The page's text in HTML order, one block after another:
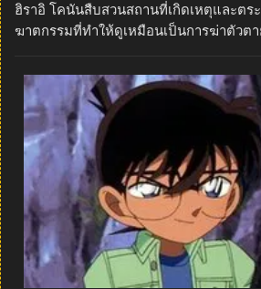
ฮิราอิ โคนันสืบสวนสถานที่เกิดเหตุและตร
ฆาตกรรมที่ทำให้ดูเหมือนเป็นการฆ่าตัวตา